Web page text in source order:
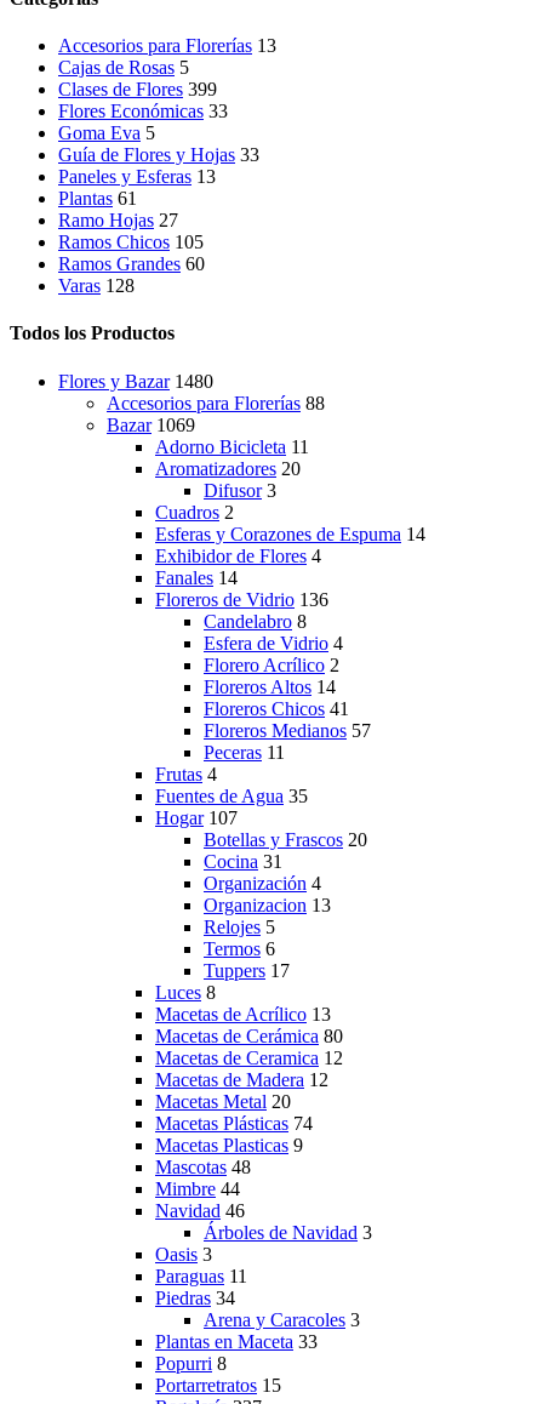
Accesorios para Florerías 13
Cajas de Rosas 5
Clases de Flores 399
Flores Económicas 33
Goma Eva 5
Guía de Flores y Hojas 33
Paneles y Esferas 13
Plantas 61
Ramo Hojas 27
Ramos Chicos 105
Ramos Grandes 60
Varas 128
Todos los Productos
Flores y Bazar 1480
Accesorios para Florerías 88
Bazar 1069
Adorno Bicicleta 11
Aromatizadores 20
Difusor 3
Cuadros 2
Esferas y Corazones de Espuma 14
Exhibidor de Flores 4
Fanales 14
Floreros de Vidrio 136
Candelabro 8
Esfera de Vidrio 4
Florero Acrílico 2
Floreros Altos 14
Floreros Chicos 41
Floreros Medianos 57
Peceras 11
Frutas 4
Fuentes de Agua 35
Hogar 107
Botellas y Frascos 20
Cocina 31
Organización 4
Organizacion 13
Relojes 5
Termos 6
Tuppers 17
Luces 8
Macetas de Acrílico 13
Macetas de Cerámica 80
Macetas de Ceramica 12
Macetas de Madera 12
Macetas Metal 20
Macetas Plásticas 74
Macetas Plasticas 9
Mascotas 48
Mimbre 44
Navidad 46
Árboles de Navidad 3
Oasis 3
Paraguas 11
Piedras 34
Arena y Caracoles 3
Plantas en Maceta 33
Popurri 8
Portarretratos 15